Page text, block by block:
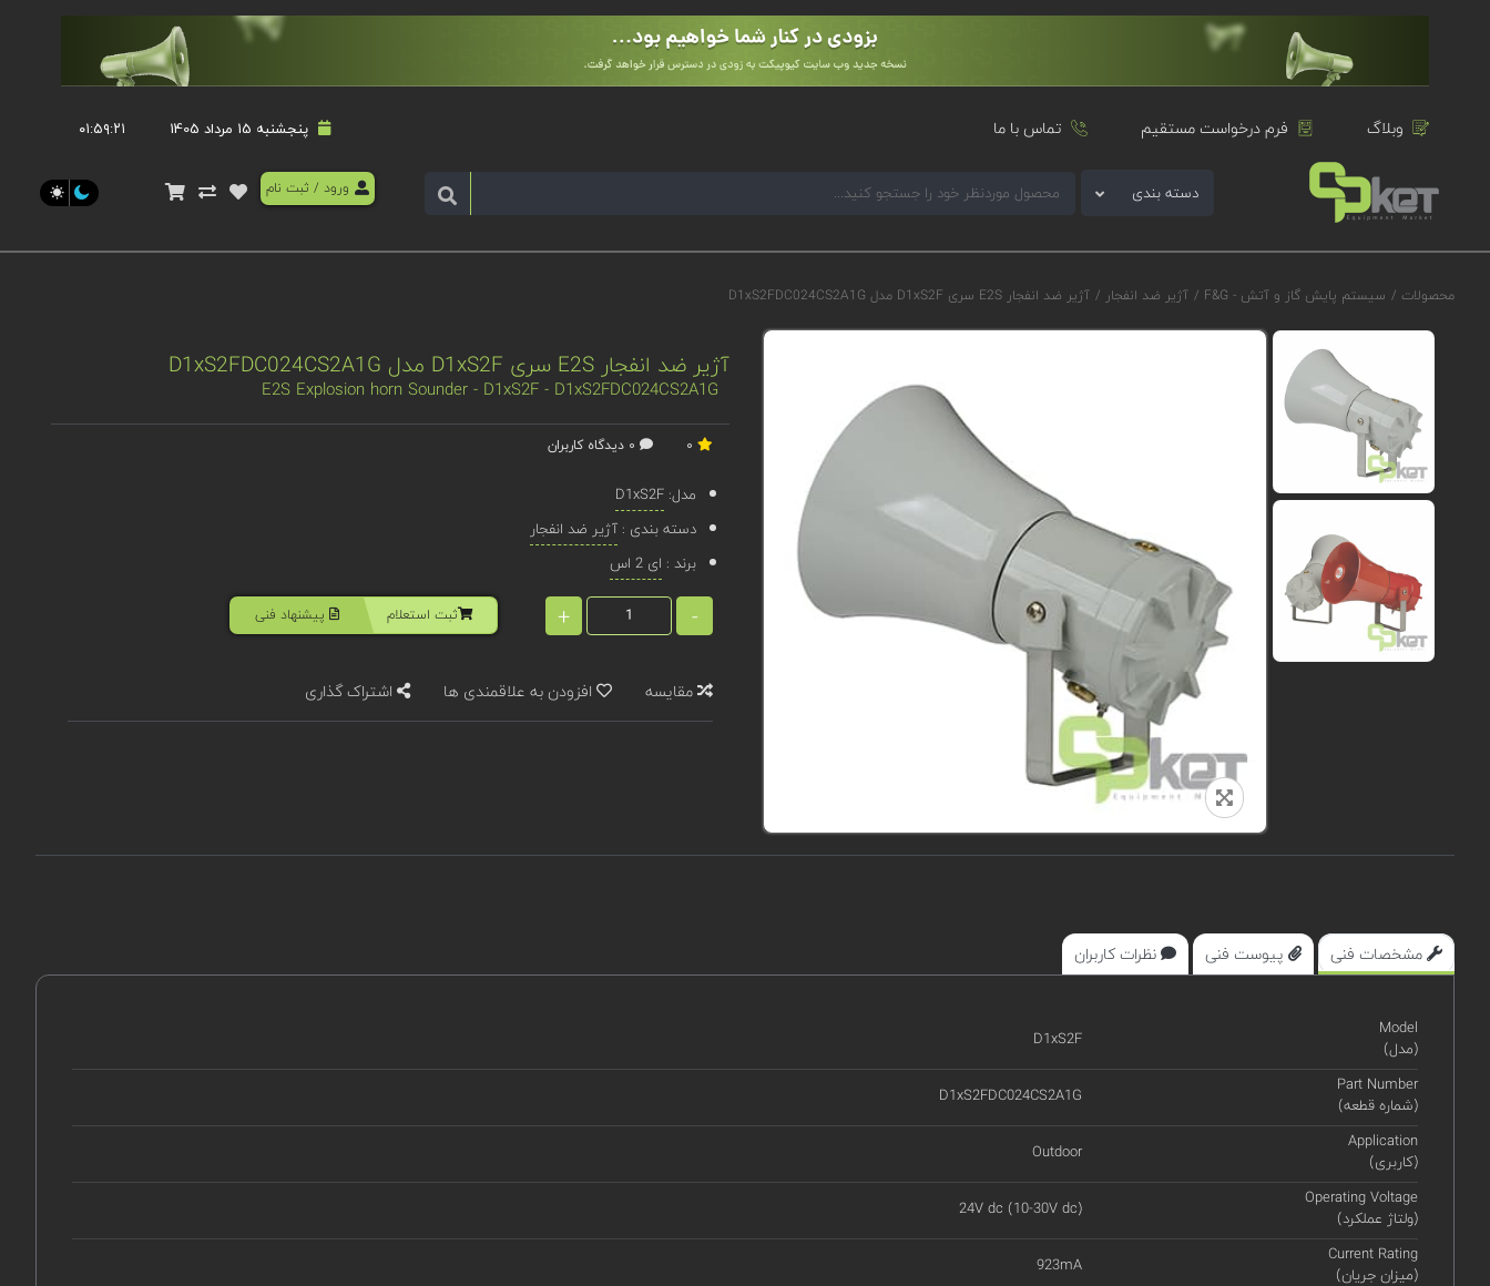
وبلاگ فرم درخواست مستقیم تماس با ما پنجشنبه 15 مرداد 1405 ۰۱:۵۹:۲۱
دسته بندی ورود / ثبت نام
محصولات / سیستم پایش گاز و آتش - F&G / آژیر ضد انفجار / آژیر ضد انفجار E2S سری D1xS2F مدل D1xS2FDC024CS2A1G
آژیر ضد انفجار E2S سری D1xS2F مدل D1xS2FDC024CS2A1G
E2S Explosion horn Sounder - D1xS2F - D1xS2FDC024CS2A1G
مدل: D1xS2F
دسته بندی : آژیر ضد انفجار
برند : ای 2 اس
-
+ ثبت استعلام پیشنهاد فنی
مقایسه افزودن به علاقمندی ها اشتراک گذاری
مشخصات فنی پیوست فنی نظرات کاربران
Model
(مدل)
D1xS2F
Part Number
(شماره قطعه)
D1xS2FDC024CS2A1G
Application
(کاربری)
Outdoor
Operating Voltage
(ولتاژ عملکرد)
24V dc (10-30V dc)
Current Rating
(میزان جریان)
923mA